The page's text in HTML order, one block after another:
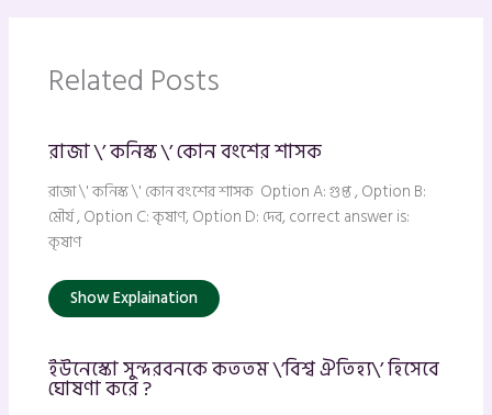
Related Posts
রাজা \’ কনিস্ক \’ কোন বংশের শাসক
রাজা \' কনিস্ক \' কোন বংশের শাসক Option A: গুপ্ত , Option B:
মৌর্য , Option C: কৃষাণ, Option D: দেব, correct answer is:
কৃষাণ
Show Explaination
ইউনেস্কো সুন্দরবনকে কততম \’বিশ্ব ঐতিহ্য\’ হিসেবে
ঘোষণা করে ?